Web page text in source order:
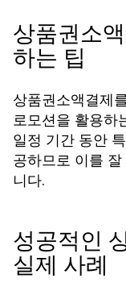
상품권소
하는 팁
상품권소액결제
로모션을 활용하
일정 기간 동안
공하므로 이를
니다.
성공적인
실제 사례